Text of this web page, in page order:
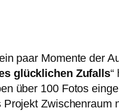
paar Momente der
glücklichen Zufalls“
über 100 Fotos